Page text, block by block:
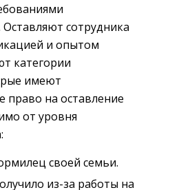
Оставляют сотрудника
и опытом
категории
имеют
право на оставление
от уровня
своей семьи.
из-за работы на